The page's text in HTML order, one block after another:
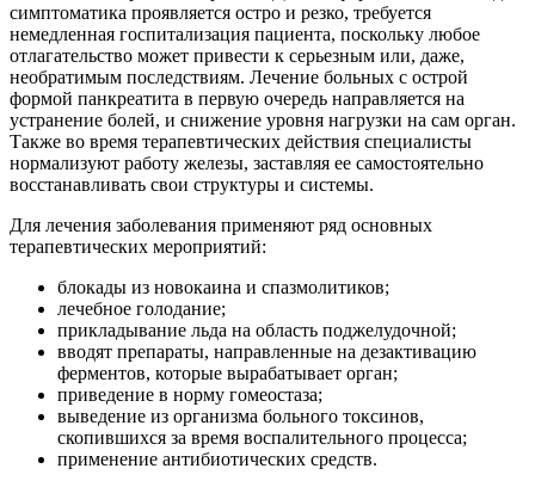
симптоматика проявляется остро и резко, требуется
немедленная госпитализация пациента, поскольку любое
отлагательство может привести к серьезным или, даже,
необратимым последствиям. Лечение больных с острой
формой панкреатита в первую очередь направляется на
устранение болей, и снижение уровня нагрузки на сам орган.
Также во время терапевтических действия специалисты
нормализуют работу железы, заставляя ее самостоятельно
восстанавливать свои структуры и системы.
Для лечения заболевания применяют ряд основных
терапевтических мероприятий:
блокады из новокаина и спазмолитиков;
лечебное голодание;
прикладывание льда на область поджелудочной;
вводят препараты, направленные на дезактивацию
ферментов, которые вырабатывает орган;
приведение в норму гомеостаза;
выведение из организма больного токсинов,
скопившихся за время воспалительного процесса;
применение антибиотических средств.